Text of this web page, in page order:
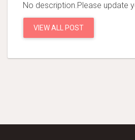
No description.Please update
VIEW ALL POST